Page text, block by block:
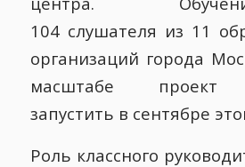
104 слушателя из 11
организаций города
масштабе проект
запустить в сентябре
Роль классного